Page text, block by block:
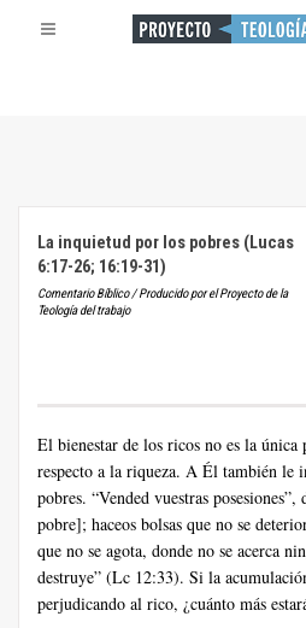
La inquietud por los pobres (Lucas
6:17-26; 16:19-31)
Comentario Bíblico / Producido por el Proyecto de la
Teología del trabajo
El bienestar de los ricos no es la única
respecto a la riqueza. A Él también le
pobres. “Vended vuestras
pobre]; haceos bolsas que no se
que no se agota, donde no se acerca
destruye” (Lc 12:33). Si la
perjudicando al rico, ¿cuánto más